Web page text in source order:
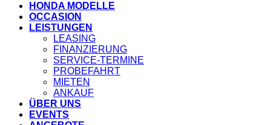
HONDA MODELLE
OCCASION
LEISTUNGEN
LEASING
FINANZIERUNG
SERVICE-TERMINE
PROBEFAHRT
MIETEN
ANKAUF
ÜBER UNS
EVENTS